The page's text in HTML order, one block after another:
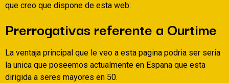
que creo que dispone de esta web:
Prerrogativas referente a Ourtime
La ventaja principal que le veo a esta pagina podri­a ser seri­a
la unica que poseemos actualmente en Espana que esta
dirigida a seres mayores en 50.